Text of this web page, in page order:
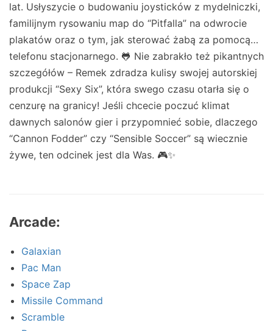
lat. Usłyszycie o budowaniu joysticków z mydelniczki,
familijnym rysowaniu map do “Pitfalla” na odwrocie
plakatów oraz o tym, jak sterować żabą za pomocą…
telefonu stacjonarnego. 🐸 Nie zabrakło też pikantnych
szczegółów – Remek zdradza kulisy swojej autorskiej
produkcji “Sexy Six”, która swego czasu otarła się o
cenzurę na granicy! Jeśli chcecie poczuć klimat
dawnych salonów gier i przypomnieć sobie, dlaczego
“Cannon Fodder” czy “Sensible Soccer” są wiecznie
żywe, ten odcinek jest dla Was. 🎮✨
Arcade:
Galaxian
Pac Man
Space Zap
Missile Command
Scramble